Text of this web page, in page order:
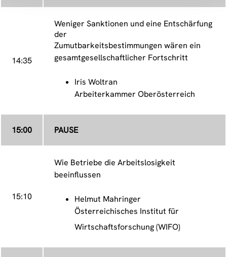
14:35
Weniger Sanktionen und eine Entschärfung
der
Zumutbarkeitsbestimmungen wären ein
gesamtgesellschaftlicher Fortschritt
Iris Woltran
Arbeiterkammer Oberösterreich
15:00 PAUSE
15:10
Wie Betriebe die Arbeitslosigkeit
beeinflussen
Helmut Mahringer
Österreichisches Institut für
Wirtschaftsforschung (WIFO)